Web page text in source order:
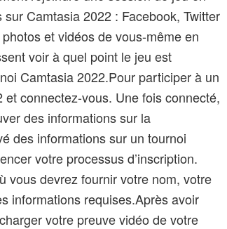
Camtasia 2022 : Facebook, Twitter
et vidéos de vous-même en
voir à quel point le jeu est
Camtasia 2022.Pour participer à un
connectez-vous. Une fois connecté,
des informations sur la
des informations sur un tournoi
votre processus d’inscription.
vous devrez fournir votre nom, votre
informations requises.Après avoir
votre preuve vidéo de votre